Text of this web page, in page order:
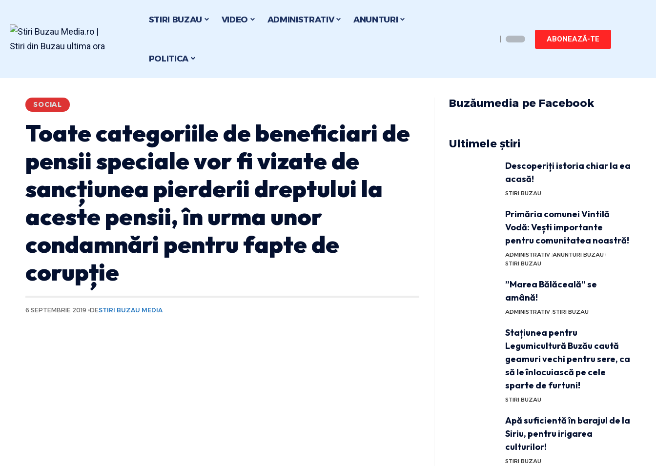
STIRI BUZAU VIDEO ADMINISTRATIV ANUNTURI
POLITICA
ABONEAZĂ-TE
SOCIAL
Toate categoriile de beneficiari de
pensii speciale vor fi vizate de
sancțiunea pierderii dreptului la
aceste pensii, în urma unor
condamnări pentru fapte de
corupție
6 SEPTEMBRIE 2019 DESTIRI BUZAU MEDIA
Buzăumedia pe Facebook
Ultimele știri
Descoperiți istoria chiar la ea
acasă!
STIRI BUZAU
Primăria comunei Vintilă
Vodă: Vești importante
pentru comunitatea noastră!
ADMINISTRATIV ANUNTURI BUZAU
STIRI BUZAU
”Marea Bălăceală” se
amână!
ADMINISTRATIV STIRI BUZAU
Stațiunea pentru
Legumicultură Buzău caută
geamuri vechi pentru sere, ca
să le înlocuiască pe cele
sparte de furtuni!
STIRI BUZAU
Apă suficientă în barajul de la
Siriu, pentru irigarea
culturilor!
STIRI BUZAU